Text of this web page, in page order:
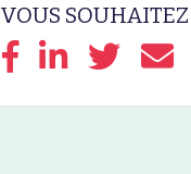
VOUS SOUHAITEZ